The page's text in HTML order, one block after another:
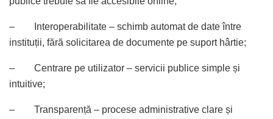
– Interoperabilitate – schimb automat de date între
instituții, fără solicitarea de documente pe suport hârtie;
– Centrare pe utilizator – servicii publice simple și
intuitive;
– Transparență – procese administrative clare și